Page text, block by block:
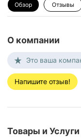
Обзор Отзывы
О компании
Это ваша
Напишите отзыв!
Товары и Услуги